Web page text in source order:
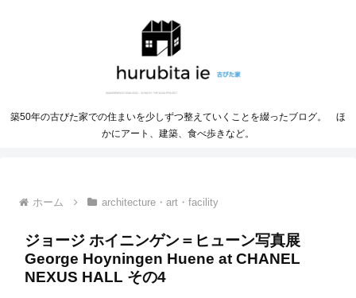
築50年の古びた家での住まいを少しずつ整えていくことを綴ったブログ。 ほ
かにアート、建築、食べ歩きなど。
ホーム architecture・art・facility
ジョージ ホイニンゲン＝ヒューン写真展
George Hoyningen Huene at CHANEL
NEXUS HALL その4